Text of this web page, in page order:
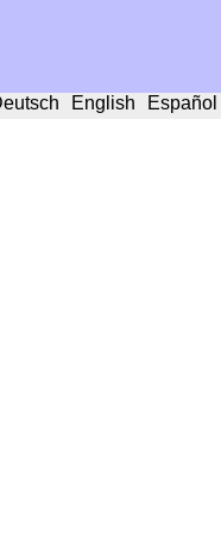
English Español